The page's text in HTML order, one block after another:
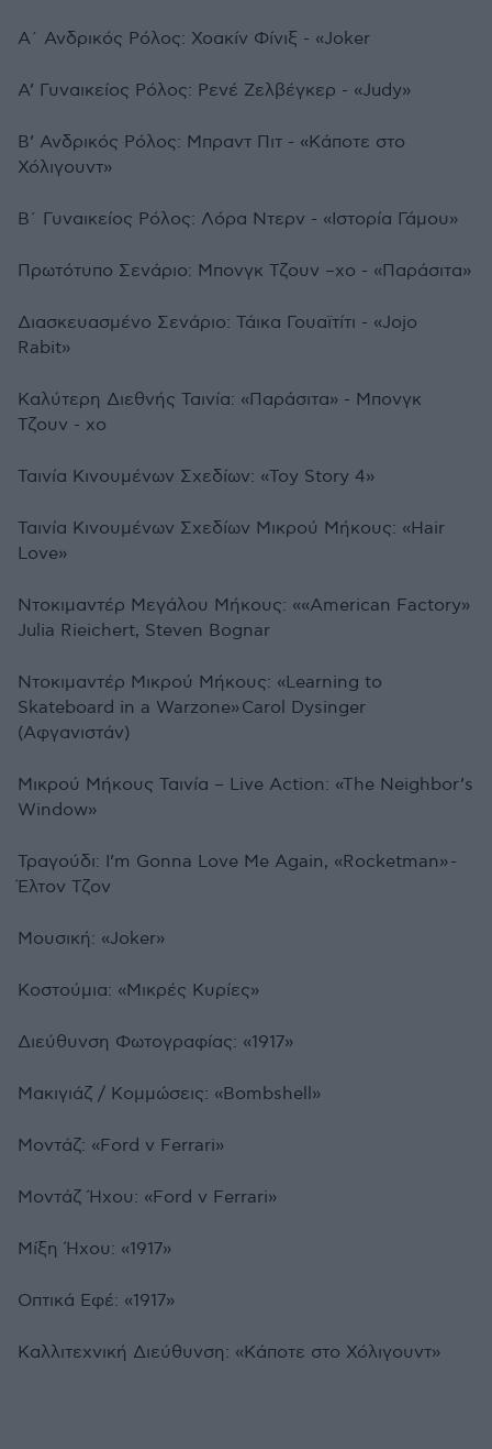
Α΄ Ανδρικός Ρόλος: Χοακίν Φίνιξ - «Joker
Α’ Γυναικείος Ρόλος: Ρενέ Ζελβέγκερ - «Judy»
Β’ Ανδρικός Ρόλος: Μπραντ Πιτ - «Κάποτε στο
Χόλιγουντ»
Β΄ Γυναικείος Ρόλος: Λόρα Ντερν - «Ιστορία Γάμου»
Πρωτότυπο Σενάριο: Μπονγκ Τζουν –χο - «Παράσιτα»
Διασκευασμένο Σενάριο: Τάικα Γουαϊτίτι - «Jojo
Rabit»
Καλύτερη Διεθνής Ταινία: «Παράσιτα» - Μπονγκ
Τζουν - χο
Ταινία Κινουμένων Σχεδίων: «Toy Story 4»
Ταινία Κινουμένων Σχεδίων Μικρού Μήκους: «Hair
Love»
Ντοκιμαντέρ Μεγάλου Μήκους: ««American Factory»
Julia Rieichert, Steven Bognar
Ντοκιμαντέρ Μικρού Μήκους: «Learning to
Skateboard in a Warzone» Carol Dysinger
(Αφγανιστάν)
Μικρού Μήκους Ταινία – Live Action: «The Neighbor’s
Window»
Τραγούδι: I’m Gonna Love Me Again, «Rocketman» -
Έλτον Τζον
Μουσική: «Joker»
Κοστούμια: «Μικρές Κυρίες»
Διεύθυνση Φωτογραφίας: «1917»
Μακιγιάζ / Κομμώσεις: «Bombshell»
Μοντάζ: «Ford v Ferrari»
Μοντάζ Ήχου: «Ford v Ferrari»
Μίξη Ήχου: «1917»
Οπτικά Εφέ: «1917»
Καλλιτεχνική Διεύθυνση: «Κάποτε στο Χόλιγουντ»